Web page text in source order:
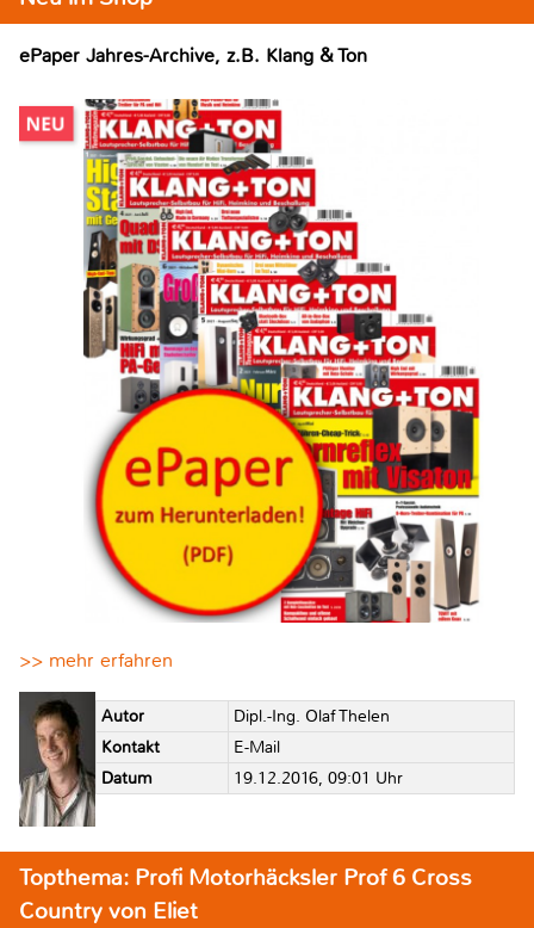
ePaper Jahres-Archive, z.B. Klang & Ton
>> mehr erfahren
Autor
Dipl.-Ing. Olaf Thelen
Kontakt
E-Mail
Datum
19.12.2016, 09:01 Uhr
Topthema: Profi Motorhäcksler Prof 6 Cross
Country von Eliet